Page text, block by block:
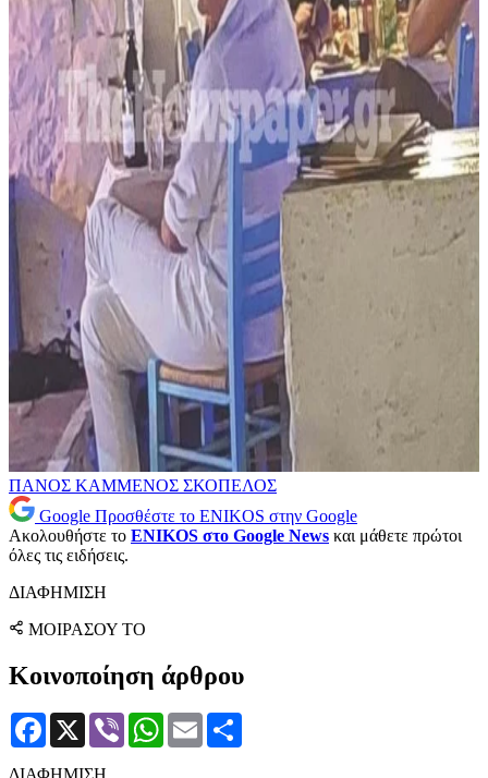
ΠΑΝΟΣ ΚΑΜΜΕΝΟΣ ΣΚΟΠΕΛΟΣ
Google Προσθέστε το ENIKOS στην Google
Ακολουθήστε το ENIKOS στο Google News και μάθετε πρώτοι
όλες τις ειδήσεις.
ΔΙΑΦΗΜΙΣΗ
ΜΟΙΡΑΣΟΥ ΤΟ
Κοινοποίηση άρθρου
Facebook
X Viber WhatsApp
Email
ΔΙΑΦΗΜΙΣΗ